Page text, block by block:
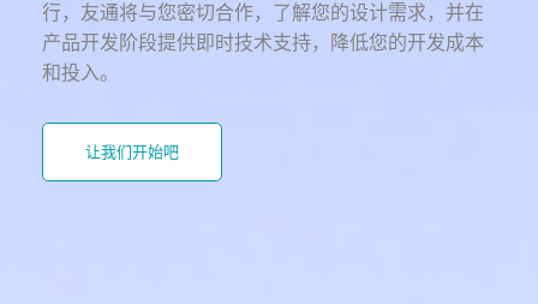
行，友通将与您密切合作，了解您的设计需求，并在
产品开发阶段提供即时技术支持，降低您的开发成本
和投入。
让我们开始吧